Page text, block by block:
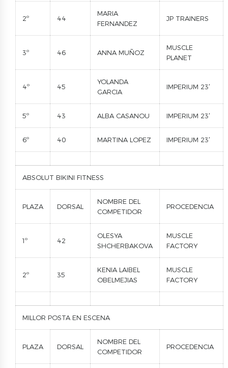
2º 44
MARIA
FERNANDEZ
JP TRAINERS
3º 46 ANNA MUÑOZ
MUSCLE
PLANET
4º 45
YOLANDA
GARCIA
IMPERIUM 23′
5º 43 ALBA CASANOU IMPERIUM 23′
6º 40 MARTINA LOPEZ IMPERIUM 23′
ABSOLUT BIKINI FITNESS
PLAZA DORSAL
NOMBRE DEL
COMPETIDOR
PROCEDENCIA
1º 42
OLESYA
SHCHERBAKOVA
MUSCLE
FACTORY
2º 35
KENIA LAIBEL
OBELMEJIAS
MUSCLE
FACTORY
MILLOR POSTA EN ESCENA
PLAZA DORSAL
NOMBRE DEL
COMPETIDOR
PROCEDENCIA